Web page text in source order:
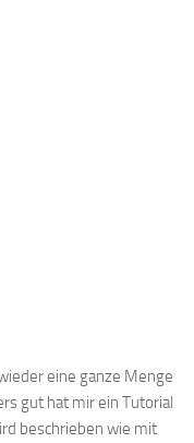
eine ganze Menge
gut hat mir ein Tutorial
beschrieben wie mit